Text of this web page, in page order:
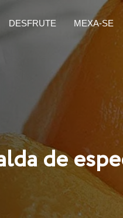
DESFRUTE MEXA-SE
de